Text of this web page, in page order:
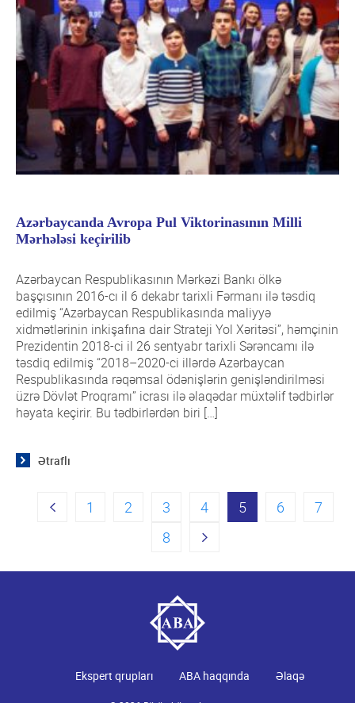
Azərbaycanda Avropa Pul Viktorinasının Milli
Mərhələsi keçirilib
Azərbaycan Respublikasının Mərkəzi Bankı ölkə
başçısının 2016-cı il 6 dekabr tarixli Fərmanı ilə təsdiq
edilmiş “Azərbaycan Respublikasında maliyyə
xidmətlərinin inkişafına dair Strateji Yol Xəritəsi”, həmçinin
Prezidentin 2018-ci il 26 sentyabr tarixli Sərəncamı ilə
təsdiq edilmiş “2018–2020-ci illərdə Azərbaycan
Respublikasında rəqəmsal ödənişlərin genişləndirilməsi
üzrə Dövlət Proqramı” icrası ilə əlaqədar müxtəlif tədbirlər
həyata keçirir. Bu tədbirlərdən biri […]
Ətraflı
1 2 3 4 5 6
7
8
Ekspert qrupları ABA haqqında Əlaqə